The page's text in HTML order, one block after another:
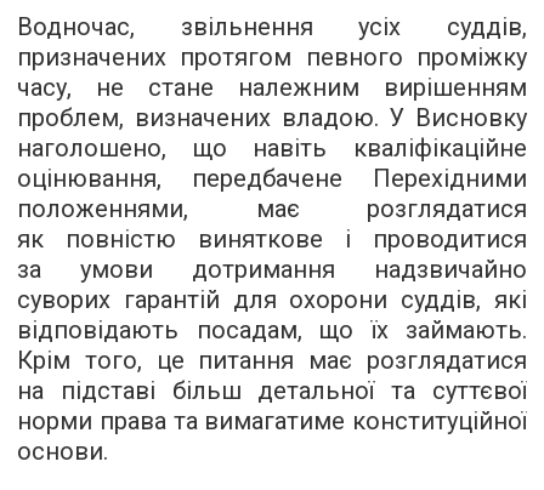
Водночас, звільнення усіх суддів,
призначених протягом певного проміжку
часу, не стане належним вирішенням
проблем, визначених владою. У Висновку
наголошено, що навіть кваліфікаційне
оцінювання, передбачене Перехідними
положеннями, має розглядатися
як повністю виняткове і проводитися
за умови дотримання надзвичайно
суворих гарантій для охорони суддів, які
відповідають посадам, що їх займають.
Крім того, це питання має розглядатися
на підставі більш детальної та суттєвої
норми права та вимагатиме конституційної
основи.